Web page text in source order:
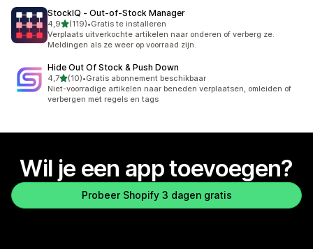
StockIQ ‑ Out‑of‑Stock Manager
4,9van 5 sterren
(119)
119 recensies in totaal
•Gratis te installeren
Verplaats uitverkochte artikelen naar onderen of verberg ze.
Meldingen als ze weer op voorraad zijn.
Hide Out Of Stock & Push Down
4,7van 5 sterren
(10)
10 recensies in totaal
•Gratis abonnement beschikbaar
Niet-voorradige artikelen naar beneden verplaatsen, omleiden of
verbergen met regels en tags
Wil je een app toevoegen?
Probeer Shopify 3 dagen gratis